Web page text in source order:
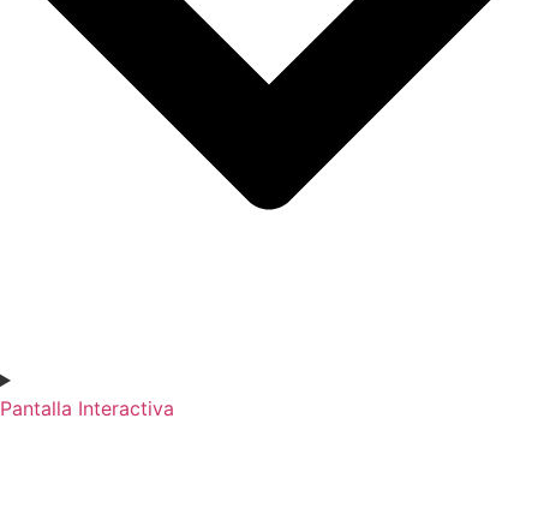
Pantalla Interactiva